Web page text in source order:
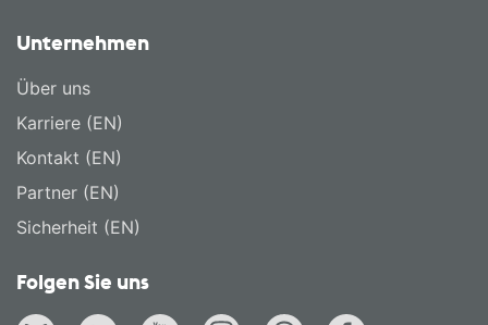
Unternehmen
Über uns
Karriere (EN)
Kontakt (EN)
Partner (EN)
Sicherheit (EN)
Folgen Sie uns